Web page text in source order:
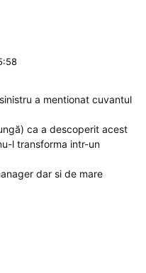
a mentionat cuvantul
ca a descoperit acest
l transforma intr-un
dar si de mare